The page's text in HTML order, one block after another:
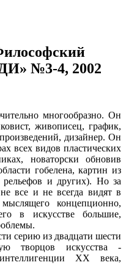
№3-4, 2002
многообразно. Он
живописец, график,
дизайнер. Он
всех видов пластических
новаторски обновив
гобелена, картин из
и других). Но за
все и не всегда видят в
концепционно,
в искусстве большие,
серию из двадцати шести
творцов искусства -
XX века,